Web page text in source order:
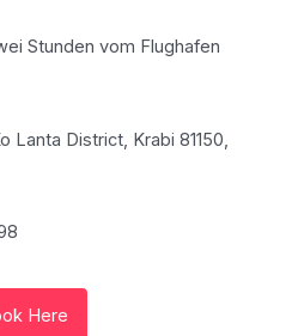
Stunden vom Flughafen
Lanta District, Krabi 81150,
Here